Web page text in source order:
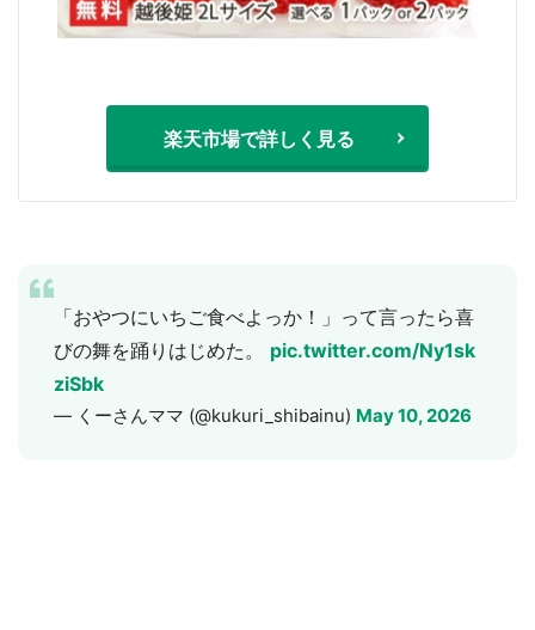
楽天市場で詳しく見る
「おやつにいちご食べよっか！」って言ったら喜
びの舞を踊りはじめた。 pic.twitter.com/Ny1sk
ziSbk
— くーさんママ (@kukuri_shibainu) May 10, 2026